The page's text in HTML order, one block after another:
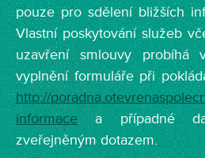
pouze pro sdělení bližších
Vlastní poskytování služeb
uzavření smlouvy probíhá
vyplnění formuláře při
http://
informacea případné
zveřejněným dotazem.